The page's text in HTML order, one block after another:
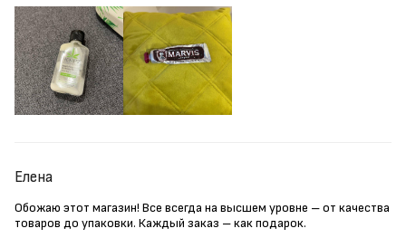
Елена
Обожаю этот магазин! Все всегда на высшем уровне – от качества
товаров до упаковки. Каждый заказ – как подарок.